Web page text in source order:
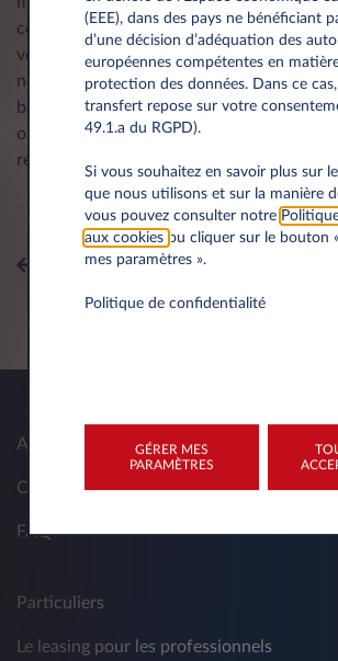
commencer une seconde vie à la maison,
votre nouvelle voiture électrique avec
nous avons stockée pendant la journée. Le
batteries, qu'elles proviennent de notre
ou de notre voiture, peut être recyclé à
réutilisé pour des batteries neuves.
Tous les sujets
A propos de nous
Contact
FAQ
Particuliers
Le leasing pour les professionnels
(EEE), dans des pays ne bénéficiant
d’une décision d’adéquation des
européennes compétentes en
protection des données. Dans ce
transfert repose sur votre
49.1.a du RGPD).
Si vous souhaitez en savoir plus sur
que nous utilisons et sur la manière
vous pouvez consulter notre
aux cookies ou cliquer sur le bouton
mes paramètres ».
Politique de confidentialité
GÉRER MES
PARAMÈTRES